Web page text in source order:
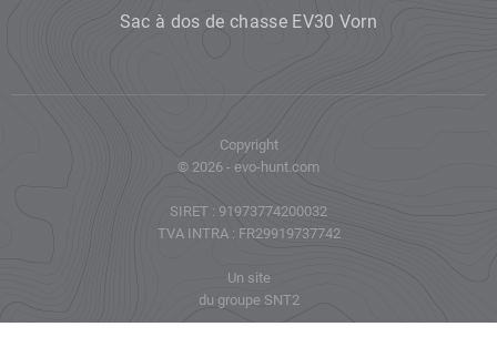
Sac à dos de chasse EV30 Vorn
Copyright
© 2026 - evo-hunt.com
SIRET : 91973774200032
TVA INTRA : FR29919737742
Un site
du groupe SNT2